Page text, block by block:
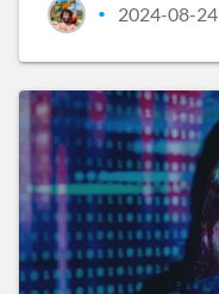
• 2024-08-24